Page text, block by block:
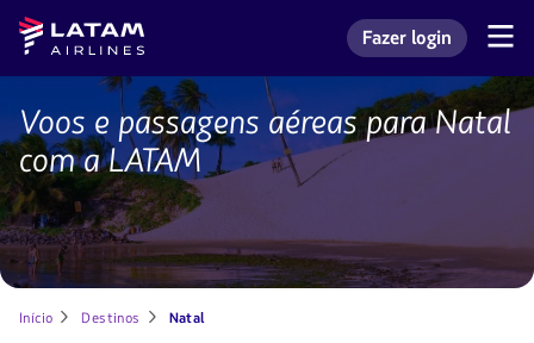
Voltar
menu.
Voltar ao
conteúdo
principal.
Navegação
de
usuário.
Latam
Airlines
Entrar na minha
Fazer login
Voos
para
Natal
Voos e passagens aéreas para Natal
com a LATAM
Início Destinos Natal